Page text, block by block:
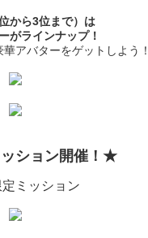
から3位まで）は
がラインナップ！
アバターをゲットしよう！
ション開催！★
ミッション